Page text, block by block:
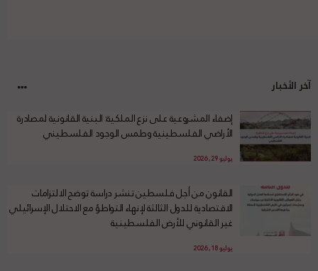
آخر الأخبار
إضفاء المشروعية على نزع الملكية: البنية القانونية لمصادرة
الأراضي الفلسطينية وطمس الوجود الفلسطيني
يوليو 29, 2026
القانون من أجل فلسطين تنشر دراسة توضح الالتزامات
الاقتصادية للدول الثالثة لإنهاء التواطؤ مع الاحتلال الإسرائيلي
غير القانوني للأرض الفلسطينية
يوليو 18, 2026